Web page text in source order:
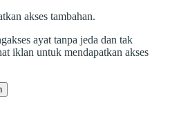
akses tambahan.
ayat tanpa jeda dan tak
iklan untuk mendapatkan akses